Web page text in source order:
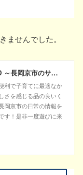
ませんでした。
SENSE NAGAOKAKYO ～長岡京市のサブサイト～
利で子育てに最適なか
さを感じる品の良いく
岡京市の日常の情報を
す！是非一度遊びに来